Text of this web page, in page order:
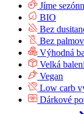
Jíme
BIO
Bez
Bez
Výhodná
Velká
Vegan
Low carb
Dárkové